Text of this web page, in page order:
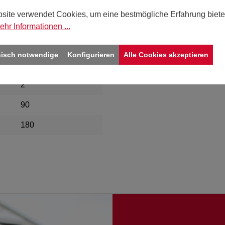
für 2 Flaschen, Wein/
360
natur
2
90
180
verwendet Cookies, um eine bestmögliche Erfahrung
Informationen ...
notwendige Konfigurieren Alle Cookies akzeptieren